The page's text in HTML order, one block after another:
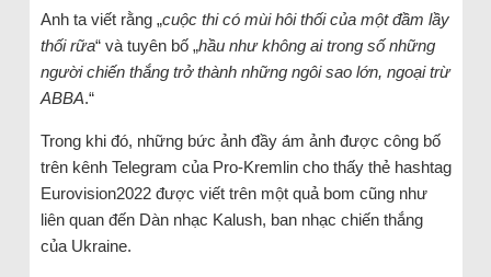
Anh ta viết rằng „cuộc thi có mùi hôi thối của một đầm lầy
thối rữa“ và tuyên bố „hầu như không ai trong số những
người chiến thắng trở thành những ngôi sao lớn, ngoại trừ
ABBA.“
Trong khi đó, những bức ảnh đầy ám ảnh được công bố
trên kênh Telegram của Pro-Kremlin cho thấy thẻ hashtag
Eurovision2022 được viết trên một quả bom cũng như
liên quan đến Dàn nhạc Kalush, ban nhạc chiến thắng
của Ukraine.